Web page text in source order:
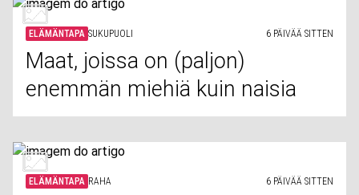
ELÄMÄNTAPA SUKUPUOLI 6 PÄIVÄÄ SITTEN
Maat, joissa on (paljon)
enemmän miehiä kuin naisia
ELÄMÄNTAPA RAHA 6 PÄIVÄÄ SITTEN